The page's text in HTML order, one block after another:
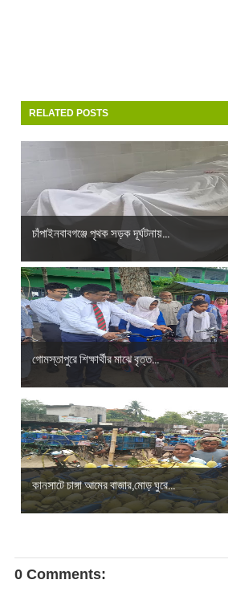
RELATED POSTS
চাঁপাইনবাবগঞ্জে পৃথক সড়ক দূর্ঘটনায়...
গোমস্তাপুরে শিক্ষার্থীর মাঝে বৃত্ত...
কানসাটে চাঙ্গা আমের বাজার,মোড় ঘুরে...
0 Comments: